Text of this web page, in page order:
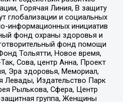
Горячая Линия, В защиту
глобализации и социальных
информационных инициатив
фонд охраны здоровья и
фонд помощи
Тольятти, Новое время,
Сова, центр Анна, Проект
Эра здоровья, Мемориал,
Левады, Издательство Парк
Рылькова, Сфера, Центр
группа, Женщины